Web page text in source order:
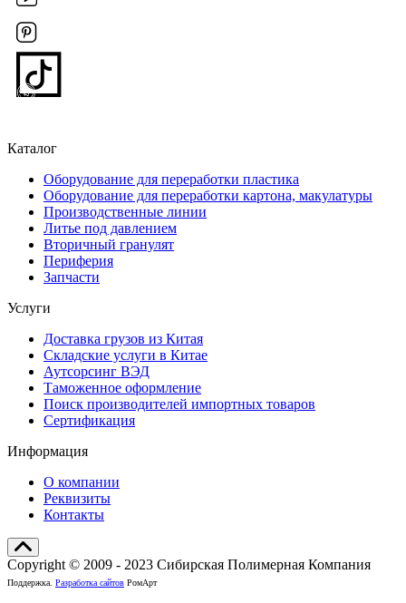
Каталог
Оборудование для переработки пластика
Оборудование для переработки картона, макулатуры
Производственные линии
Литье под давлением
Вторичный гранулят
Периферия
Запчасти
Услуги
Доставка грузов из Китая
Складские услуги в Китае
Аутсорсинг ВЭД
Таможенное оформление
Поиск производителей импортных товаров
Сертификация
Информация
О компании
Реквизиты
Контакты
Copyright © 2009 - 2023 Сибирская Полимерная Компания
Поддержка. Разработка сайтов РомАрт